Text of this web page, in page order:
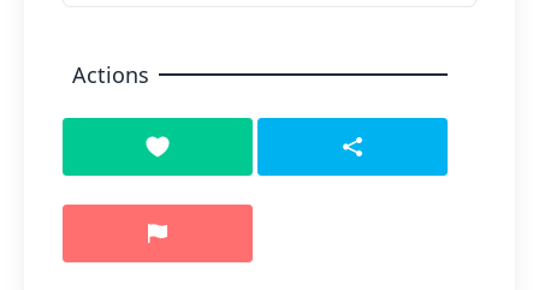
Actions